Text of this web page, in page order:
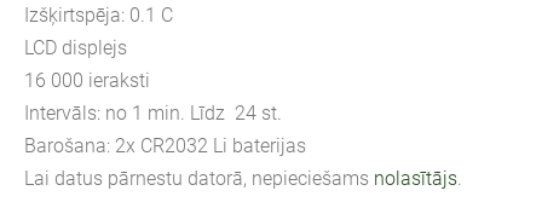
Izšķirtspēja: 0.1 C
LCD displejs
16 000 ieraksti
Intervāls: no 1 min. Līdz 24 st.
Barošana: 2x CR2032 Li baterijas
Lai datus pārnestu datorā, nepieciešams nolasītājs.